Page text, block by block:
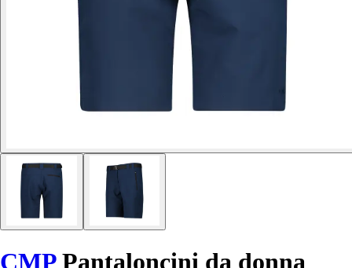
CMPPantaloncini da donna